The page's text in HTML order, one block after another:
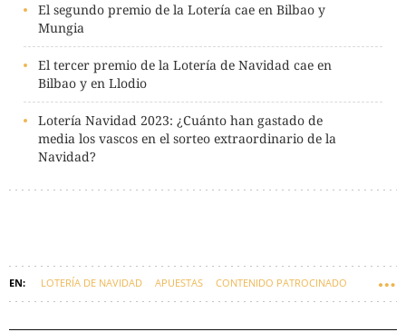
El segundo premio de la Lotería cae en Bilbao y
Mungia
El tercer premio de la Lotería de Navidad cae en
Bilbao y en Llodio
Lotería Navidad 2023: ¿Cuánto han gastado de
media los vascos en el sorteo extraordinario de la
Navidad?
LOTERÍA DE NAVIDAD APUESTAS CONTENIDO PATROCINADO